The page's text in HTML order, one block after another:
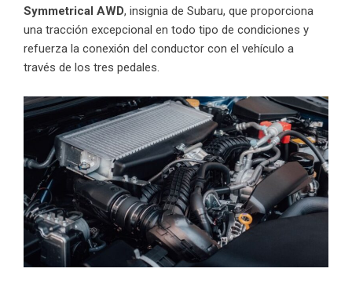
Symmetrical AWD, insignia de Subaru, que proporciona
una tracción excepcional en todo tipo de condiciones y
refuerza la conexión del conductor con el vehículo a
través de los tres pedales.